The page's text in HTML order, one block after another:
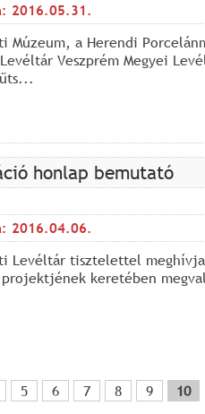
2016.05.31.
Múzeum, a Herendi
Veszprém Megyei
honlap bemutató
2016.04.06.
Levéltár tisztelettel
projektjének keretében
5 6 7 8 9 10